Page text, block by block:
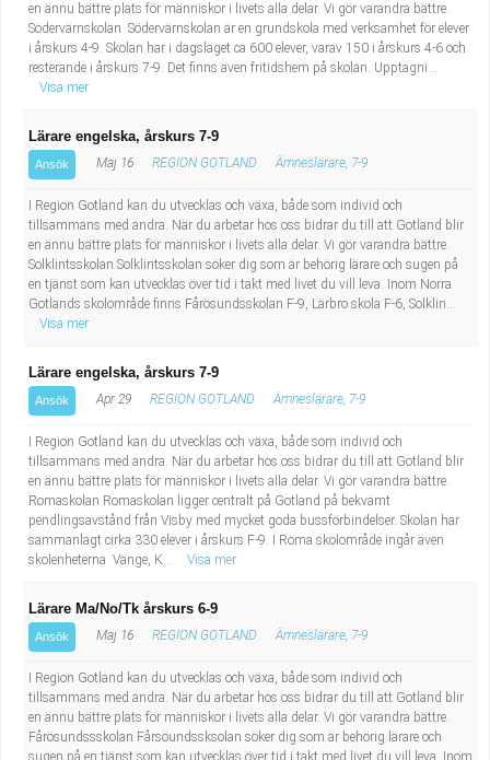
en ännu bättre plats för människor i livets alla delar. Vi gör varandra bättre.
Södervärnskolan Södervärnskolan är en grundskola med verksamhet för elever
i årskurs 4-9. Skolan har i dagsläget ca 600 elever, varav 150 i årskurs 4-6 och
resterande i årskurs 7-9. Det finns även fritidshem på skolan. Upptagni...
Visa mer
Lärare engelska, årskurs 7-9
Ansök Maj 16 REGION GOTLAND Ämneslärare, 7-9
I Region Gotland kan du utvecklas och växa, både som individ och
tillsammans med andra. När du arbetar hos oss bidrar du till att Gotland blir
en ännu bättre plats för människor i livets alla delar. Vi gör varandra bättre.
Solklintsskolan Solklintsskolan söker dig som är behörig lärare och sugen på
en tjänst som kan utvecklas över tid i takt med livet du vill leva. Inom Norra
Gotlands skolområde finns Fårösundsskolan F-9, Lärbro skola F-6, Solklin...
Visa mer
Lärare engelska, årskurs 7-9
Ansök Apr 29 REGION GOTLAND Ämneslärare, 7-9
I Region Gotland kan du utvecklas och växa, både som individ och
tillsammans med andra. När du arbetar hos oss bidrar du till att Gotland blir
en ännu bättre plats för människor i livets alla delar. Vi gör varandra bättre.
Romaskolan Romaskolan ligger centralt på Gotland på bekvämt
pendlingsavstånd från Visby med mycket goda bussförbindelser. Skolan har
sammanlagt cirka 330 elever i årskurs F-9. I Roma skolområde ingår även
skolenheterna Vänge, K...
Visa mer
Lärare Ma/No/Tk årskurs 6-9
Ansök Maj 16 REGION GOTLAND Ämneslärare, 7-9
I Region Gotland kan du utvecklas och växa, både som individ och
tillsammans med andra. När du arbetar hos oss bidrar du till att Gotland blir
en ännu bättre plats för människor i livets alla delar. Vi gör varandra bättre.
Fårösundssskolan Fårsöundssksolan söker dig som är behörig lärare och
sugen på en tjänst som kan utvecklas över tid i takt med livet du vill leva. Inom